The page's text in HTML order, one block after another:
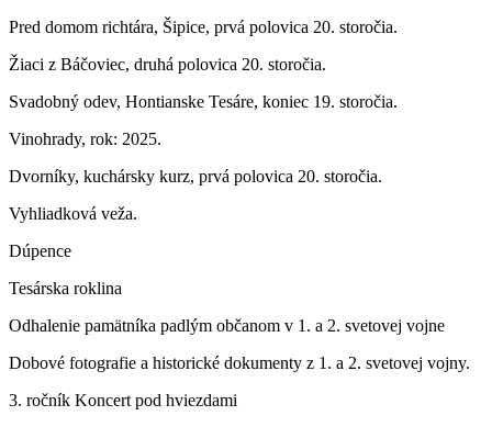
Pred domom richtára, Šipice, prvá polovica 20. storočia.
Žiaci z Báčoviec, druhá polovica 20. storočia.
Svadobný odev, Hontianske Tesáre, koniec 19. storočia.
Vinohrady, rok: 2025.
Dvorníky, kuchársky kurz, prvá polovica 20. storočia.
Vyhliadková veža.
Dúpence
Tesárska roklina
Odhalenie pamätníka padlým občanom v 1. a 2. svetovej vojne
Dobové fotografie a historické dokumenty z 1. a 2. svetovej vojny.
3. ročník Koncert pod hviezdami